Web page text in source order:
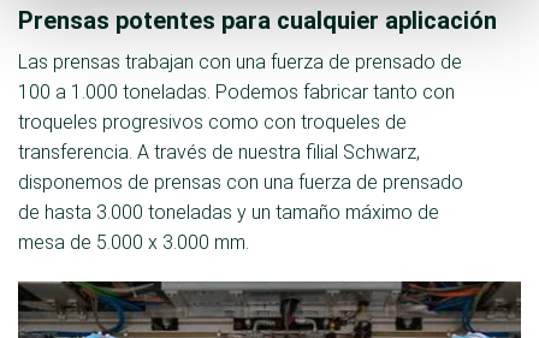
Prensas potentes para cualquier aplicación
Las prensas trabajan con una fuerza de prensado de
100 a 1.000 toneladas. Podemos fabricar tanto con
troqueles progresivos como con troqueles de
transferencia. A través de nuestra filial Schwarz,
disponemos de prensas con una fuerza de prensado
de hasta 3.000 toneladas y un tamaño máximo de
mesa de 5.000 x 3.000 mm.